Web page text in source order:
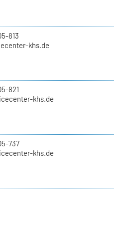
813
khs.de
821
khs.de
737
khs.de